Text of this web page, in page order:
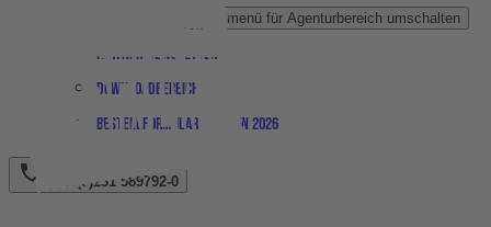
Untermenü für Agenturbereich umschalten
Downloadbereich
Bestellformular Magazin 2026
+49 (0)231 589792-0